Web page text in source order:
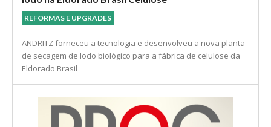
REFORMAS E UPGRADES
ANDRITZ forneceu a tecnologia e desenvolveu a nova planta
de secagem de lodo biológico para a fábrica de celulose da
Eldorado Brasil